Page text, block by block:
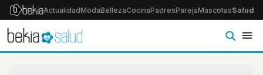
ActualidadModaBellezaCocinaPadresParejaMascotasSalud